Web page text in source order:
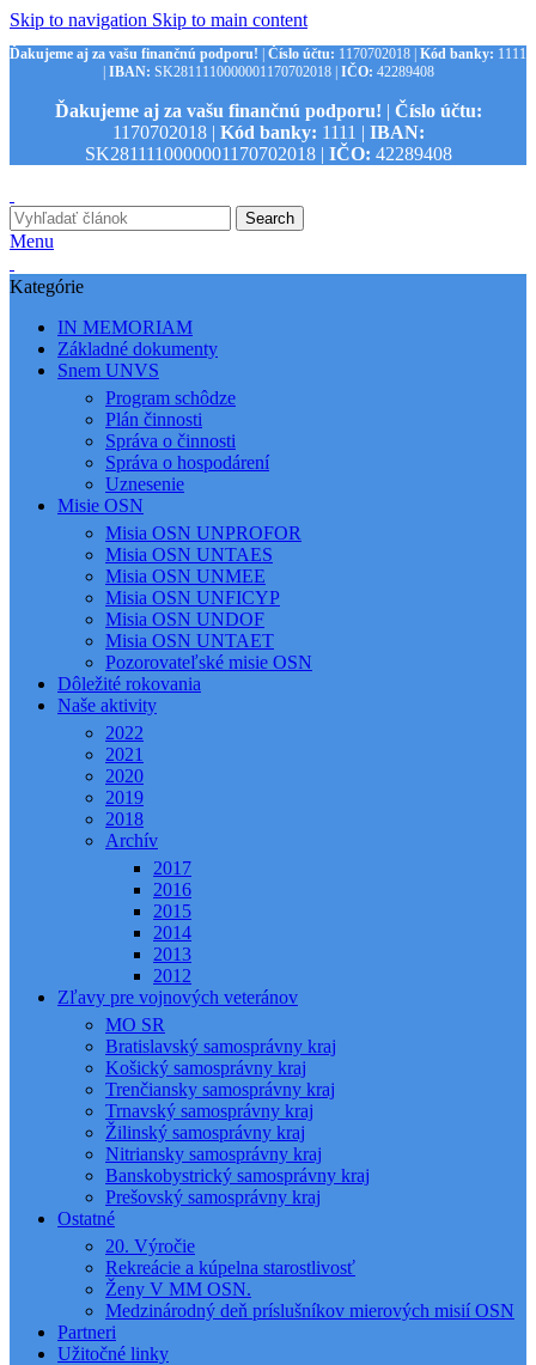
Skip to navigation Skip to main content
Ďakujeme aj za vašu finančnú podporu! Číslo účtu: 1170702018 | Kód banky: 1111
IBAN: SK2811110000001170702018 | IČO: 42289408
Ďakujeme aj za vašu finančnú podporu! | Číslo účtu:
1170702018 | Kód banky: 1111 | IBAN:
SK2811110000001170702018 | IČO: 42289408
Search
Menu
Kategórie
IN MEMORIAM
Základné dokumenty
Snem UNVS
Program schôdze
Plán činnosti
Správa o činnosti
Správa o hospodárení
Uznesenie
Misie OSN
Misia OSN UNPROFOR
Misia OSN UNTAES
Misia OSN UNMEE
Misia OSN UNFICYP
Misia OSN UNDOF
Misia OSN UNTAET
Pozorovateľské misie OSN
Dôležité rokovania
Naše aktivity
2022
2021
2020
2019
2018
Archív
2017
2016
2015
2014
2013
2012
Zľavy pre vojnových veteránov
MO SR
Bratislavský samosprávny kraj
Košický samosprávny kraj
Trenčiansky samosprávny kraj
Trnavský samosprávny kraj
Žilinský samosprávny kraj
Nitriansky samosprávny kraj
Banskobystrický samosprávny kraj
Prešovský samosprávny kraj
Ostatné
20. Výročie
Rekreácie a kúpelna starostlivosť
Ženy V MM OSN.
Medzinárodný deň príslušníkov mierových misií OSN
Partneri
Užitočné linky